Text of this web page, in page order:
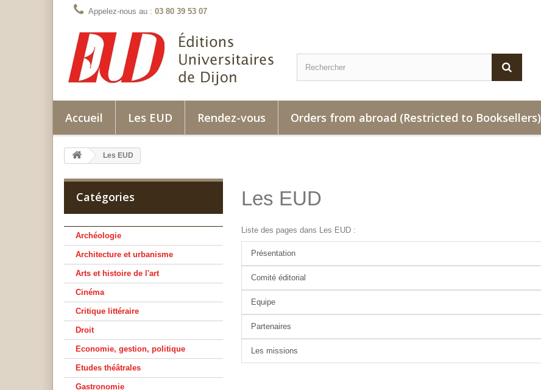
Appelez-nous au : 03 80 39 53 07
Accueil Les EUD Rendez-vous Orders from abroad (Restricted to Booksellers)
Les EUD
Catégories
Archéologie
Architecture et urbanisme
Arts et histoire de l'art
Cinéma
Critique littéraire
Droit
Economie, gestion, politique
Etudes théâtrales
Gastronomie
Les EUD
Liste des pages dans Les EUD :
Présentation
Comité éditorial
Equipe
Partenaires
Les missions